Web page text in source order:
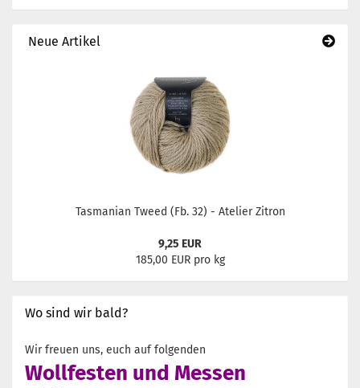
Neue Artikel
Tasmanian Tweed (Fb. 32) - Atelier Zitron
9,25 EUR
185,00 EUR pro kg
Wo sind wir bald?
Wir freuen uns, euch auf folgenden
Wollfesten und Messen